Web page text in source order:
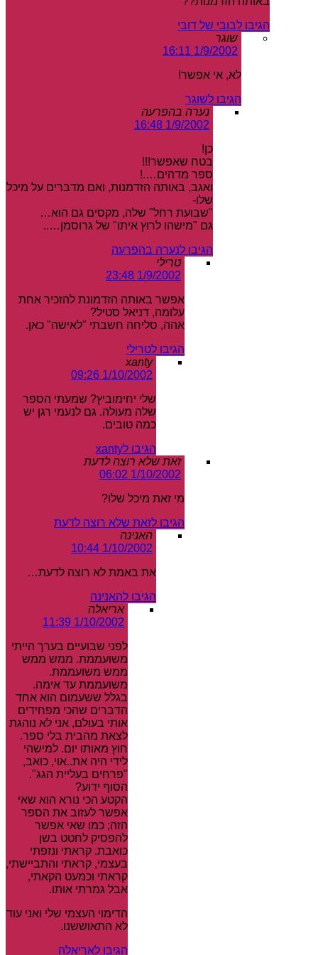
הגיבו לבובי של דובי
שוגר
1/9/2002 16:11
לא, אי אפשר!
הגיבו לשוגר
נערה בהפרעה
1/9/2002 16:48
כן!
בטח שאפשר!!!
ספר מדהים….!
ואגב, באותה הזדמנות, ואם מדברים על מיכל
שלו-
"שבועת רחל" שלה, מקסים גם הוא…
גם "מישהו לרוץ איתו" של גרוסמן…..
הגיבו לנערה בהפרעה
טרילי
1/9/2002 23:48
אפשר באותה הזדמונת להזכיר אחת
עלומה, דניאל סטיל?
אהה, סליחה חשבתי "לאישה" כאן.
הגיבו לטרילי
xanty
1/10/2002 09:26
שלי יחימוביץ? שמעתי הספר
שלה מעולה. גם לנעמי רגן יש
כמה טובים.
הגיבו לxanty
זאת שלא רוצה לדעת
1/10/2002 06:02
מי זאת מיכל שלו?
הגיבו לזאת שלא רוצה לדעת
האנינה
1/10/2002 10:44
את באמת לא רוצה לדעת…
הגיבו להאנינה
אריאלה
1/10/2002 11:39
לפני שבועיים בערך הייתי
משועממת. ממש ממש
ממש משועממת.
משועממת עד אימה.
בגלל ששעמום הוא אחד
הדברים שהכי מפחידים
אותי בעולם, אני לא נוהגת
לצאת מהבית בלי ספר.
חוץ מאותו יום. למישהי
לידי היה את..אוי, כואב,
"פרחים בעליית הגג".
הסוף ידוע?
הקטע הכי נורא הוא שאי
אפשר לעזוב את הספר
הזה; כמו שאי אפשר
להפסיק לחטט בשן
כואבת. קראתי ונזפתי
בעצמי, קראתי והתביישתי,
קראתי וכמעט הקאתי,
אבל גמרתי אותו.
הדימוי העצמי שלי ואני עוד
לא התאוששנו.
הגיבו לאריאלה